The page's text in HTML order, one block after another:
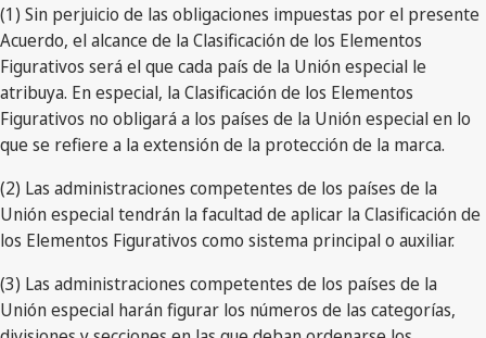
(1) Sin perjuicio de las obligaciones impuestas por el presente
Acuerdo, el alcance de la Clasificación de los Elementos
Figurativos será el que cada país de la Unión especial le
atribuya. En especial, la Clasificación de los Elementos
Figurativos no obligará a los países de la Unión especial en lo
que se refiere a la extensión de la protección de la marca.
(2) Las administraciones competentes de los países de la
Unión especial tendrán la facultad de aplicar la Clasificación de
los Elementos Figurativos como sistema principal o auxiliar.
(3) Las administraciones competentes de los países de la
Unión especial harán figurar los números de las categorías,